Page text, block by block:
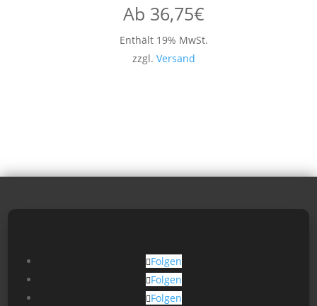
Ab 36,75€
Enthält 19% MwSt.
zzgl. Versand
Folgen
Folgen
Folgen